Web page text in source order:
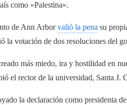
como «Palestina».
de Ann Arborvalió la pena su
votación de dos resoluciones del
más miedo, ira y hostilidad en
el rector de la universidad, Santa J.
la declaración como presidenta